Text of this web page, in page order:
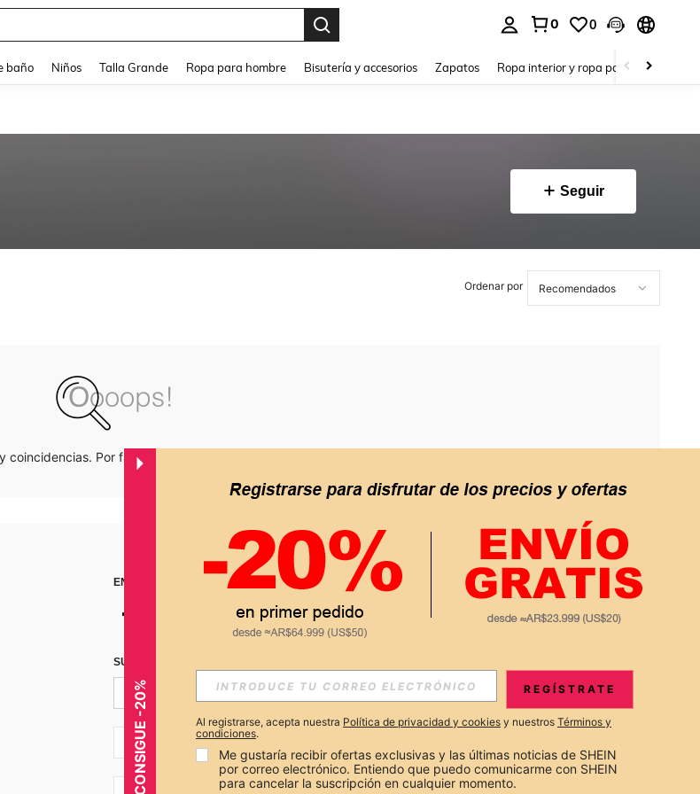
0 0
baño Niños Talla Grande Ropa para hombre Bisutería y accesorios Zapatos Ropa interior y ropa para dormir
Seguir
Ordenar por
coincidencias. Por favor inténtalo de nuevo.
ENCUÉNTRANOS EN APP
SUSCRÍBETE PARA RECIBIR OFERTAS EXCLUSIVAS, PROMOCIONES Y NOTICIAS DE SHEIN
Suscribir
AR + 54
CONSIGUE -20% REGÍSTRATE
Al registrarse, acepta nuestra Política de privacidad y cookies y nuestros Términos y
condiciones.
Me gustaría recibir ofertas exclusivas y las últimas noticias de SHEIN
por correo electrónico. Entiendo que puedo comunicarme con SHEIN
para cancelar la suscripción en cualquier momento.